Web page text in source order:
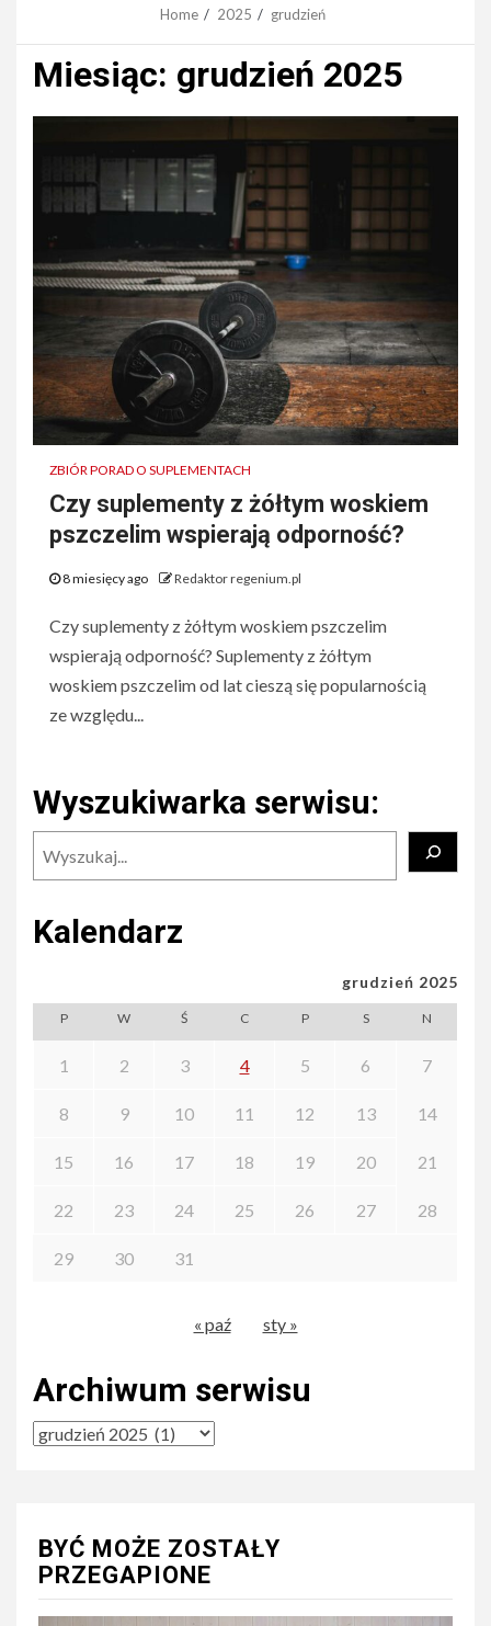
Home 2025 grudzień
Miesiąc: grudzień 2025
ZBIÓR PORAD O SUPLEMENTACH
Czy suplementy z żółtym woskiem
pszczelim wspierają odporność?
8 miesięcy ago Redaktor regenium.pl
Czy suplementy z żółtym woskiem pszczelim
wspierają odporność? Suplementy z żółtym
woskiem pszczelim od lat cieszą się popularnością
ze względu...
Wyszukiwarka serwisu:
Kalendarz
grudzień 2025
P W Ś C P S N
1 2 3 4 5 6 7
8 9 10 11 12 13 14
15 16 17 18 19 20 21
22 23 24 25 26 27 28
29 30 31
« paź sty »
Archiwum serwisu
BYĆ MOŻE ZOSTAŁY
PRZEGAPIONE